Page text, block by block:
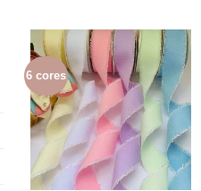
6 cores